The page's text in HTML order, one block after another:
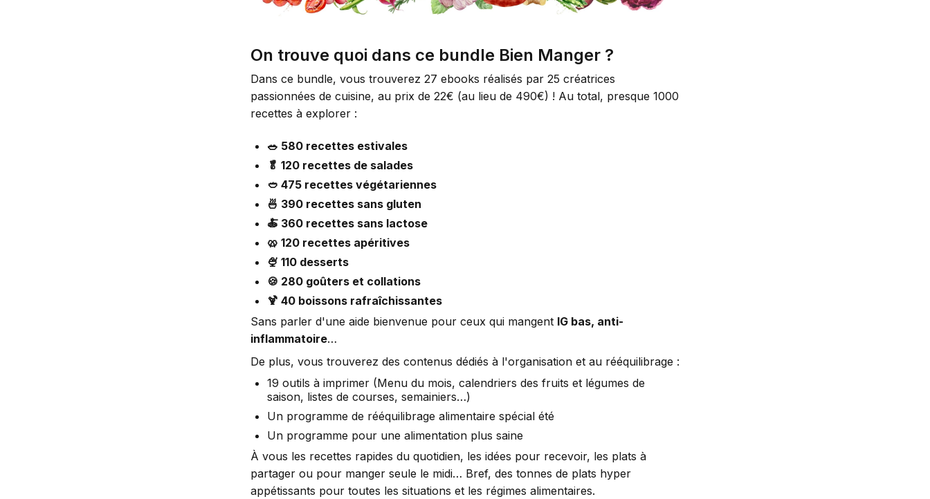
On trouve quoi dans ce bundle Bien Manger ?
Dans ce bundle, vous trouverez 27 ebooks réalisés par 25 créatrices
passionnées de cuisine, au prix de 22€ (au lieu de 490€) ! Au total, presque 1000
recettes à explorer :
🥗 580 recettes estivales
🥬 120 recettes de salades
🥙 475 recettes végétariennes
🍜 390 recettes sans gluten
🍝 360 recettes sans lactose
🥨 120 recettes apéritives
🍨 110 desserts
🍪 280 goûters et collations
🍹 40 boissons rafraîchissantes
Sans parler d'une aide bienvenue pour ceux qui mangent IG bas, anti-
inflammatoire…
De plus, vous trouverez des contenus dédiés à l'organisation et au rééquilibrage :
19 outils à imprimer (Menu du mois, calendriers des fruits et légumes de
saison, listes de courses, semainiers…)
Un programme de rééquilibrage alimentaire spécial été
Un programme pour une alimentation plus saine
À vous les recettes rapides du quotidien, les idées pour recevoir, les plats à
partager ou pour manger seule le midi… Bref, des tonnes de plats hyper
appétissants pour toutes les situations et les régimes alimentaires.